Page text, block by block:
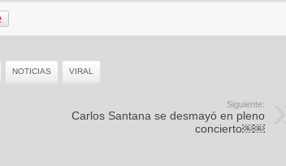
NOTICIAS VIRAL
Siguiente:
Carlos Santana se desmayó en pleno
concierto￼￼